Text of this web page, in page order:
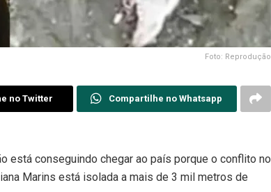
Foto: Reprodução
no Twitter Compartilhe no Whatsapp
está conseguindo chegar ao país porque o conflito no
Marins está isolada a mais de 3 mil metros de